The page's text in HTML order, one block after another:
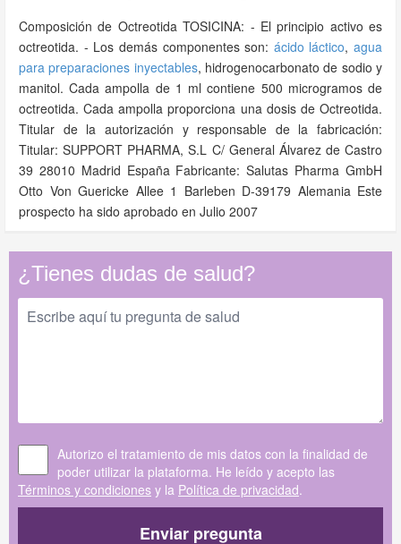
Composición de Octreotida TOSICINA: - El principio activo es
octreotida. - Los demás componentes son: ácido láctico, agua
para preparaciones inyectables, hidrogenocarbonato de sodio y
manitol. Cada ampolla de 1 ml contiene 500 microgramos de
octreotida. Cada ampolla proporciona una dosis de Octreotida.
Titular de la autorización y responsable de la fabricación:
Titular: SUPPORT PHARMA, S.L C/ General Álvarez de Castro
39 28010 Madrid España Fabricante: Salutas Pharma GmbH
Otto Von Guericke Allee 1 Barleben D-39179 Alemania Este
prospecto ha sido aprobado en Julio 2007
¿Tienes dudas de salud?
Autorizo el tratamiento de mis datos con la finalidad de
poder utilizar la plataforma. He leído y acepto las
Términos y condiciones y la Política de privacidad.
Enviar pregunta